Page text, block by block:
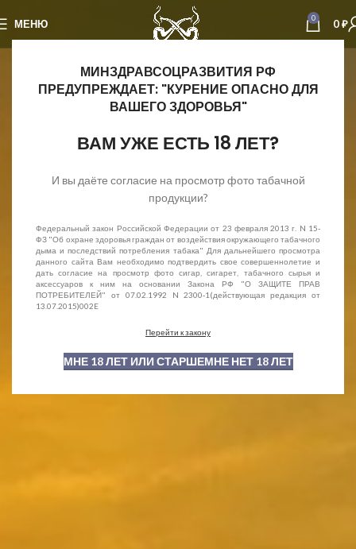
МИНЗДРАВСОЦРАЗВИТИЯ РФ
ПРЕДУПРЕЖДАЕТ: "КУРЕНИЕ ОПАСНО ДЛЯ
ВАШЕГО ЗДОРОВЬЯ"
ВАМ УЖЕ ЕСТЬ 18 ЛЕТ?
И вы даёте согласие на просмотр фото табачной
продукции?
Федеральный закон Российской Федерации от 23 февраля 2013 г. N 15-
ФЗ "Об охране здоровья граждан от воздействия окружающего табачного
дыма и последствий потребления табака" Для дальнейшего просмотра
данного сайта Вам необходимо подтвердить свое совершеннолетие и
дать согласие на просмотр фото сигар, сигарет, табачного сырья и
аксессуаров к ним на основании Закона РФ "О ЗАЩИТЕ ПРАВ
ПОТРЕБИТЕЛЕЙ" от 07.02.1992 N 2300-1(действующая редакция от
13.07.2015)002E
Перейти к закону
МНЕ 18 ЛЕТ ИЛИ СТАРШЕМНЕ НЕТ 18 ЛЕТ
МЕНЮ 0 0₽